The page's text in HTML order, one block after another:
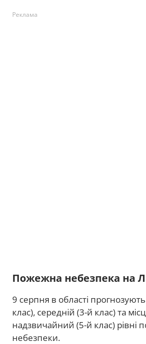
Реклама
Пожежна небезпека на
9 серпня в області
клас), середній (3-й клас) та
надзвичайний (5-й клас) рівні
небезпеки.